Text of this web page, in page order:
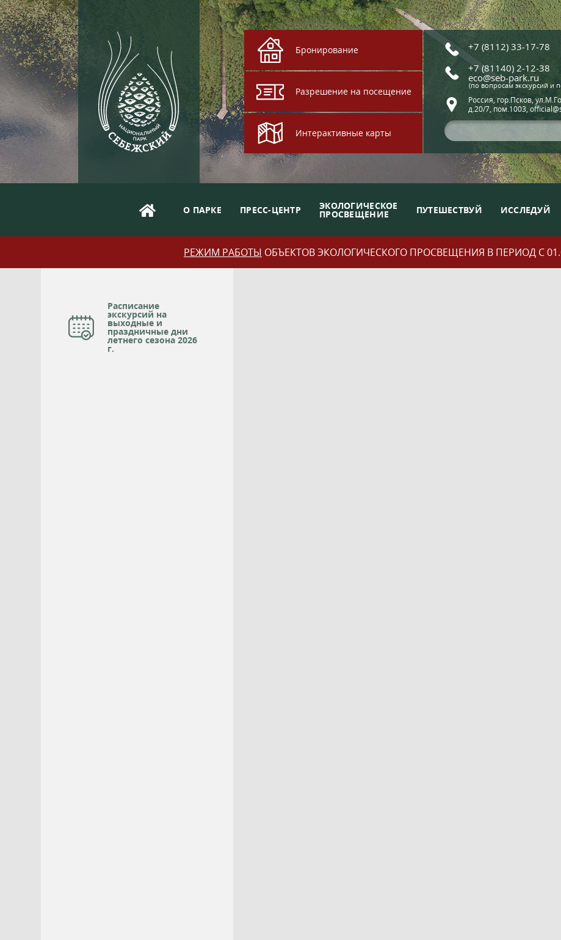
Бронирование
Разрешение на посещение
Интерактивные карты
+7 (8112) 33-17-78
+7 (81140) 2-12-38
eco@seb-park.ru
(по вопросам экскурсий и
Россия, гор.Псков,
д.20/7, пом.1003,
О ПАРКЕ ПРЕСС-ЦЕНТР ЭКОЛОГИЧЕСКОЕ
ПРОСВЕЩЕНИЕ ПУТЕШЕСТВУЙ ИССЛЕДУЙ
РЕЖИМ РАБОТЫ ОБЪЕКТОВ ЭКОЛОГИЧЕСКОГО ПРОСВЕЩЕНИЯ В ПЕРИОД С
Расписание
экскурсий на
выходные и
праздничные дни
летнего сезона 2026
г.